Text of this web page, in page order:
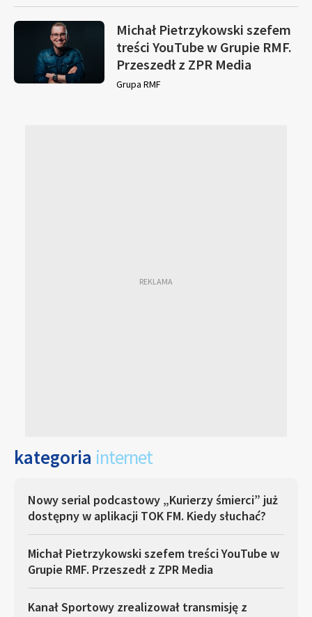
Michał Pietrzykowski szefem
treści YouTube w Grupie RMF.
Przeszedł z ZPR Media
Grupa RMF
kategoria internet
Nowy serial podcastowy „Kurierzy śmierci” już
dostępny w aplikacji TOK FM. Kiedy słuchać?
Michał Pietrzykowski szefem treści YouTube w
Grupie RMF. Przeszedł z ZPR Media
Kanał Sportowy zrealizował transmisję z